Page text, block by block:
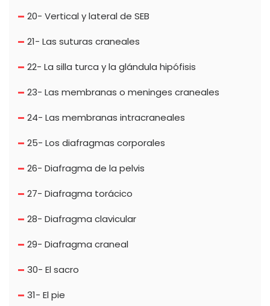
20- Vertical y lateral de SEB
21- Las suturas craneales
22- La silla turca y la glándula hipófisis
23- Las membranas o meninges craneales
24- Las membranas intracraneales
25- Los diafragmas corporales
26- Diafragma de la pelvis
27- Diafragma torácico
28- Diafragma clavicular
29- Diafragma craneal
30- El sacro
31- El pie